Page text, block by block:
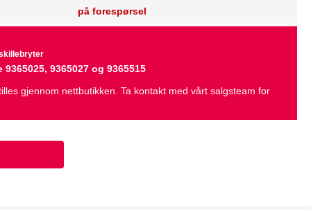
på forespørsel
9365027 og 9365515
gjennom nettbutikken. Ta kontakt med vårt salgsteam for